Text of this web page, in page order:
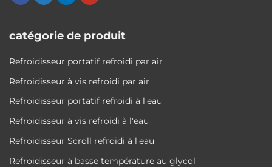
catégorie de produit
Refroidisseur portatif refroidi par air
Refroidisseur à vis refroidi par air
Refroidisseur portatif refroidi à l'eau
Refroidisseur à vis refroidi à l'eau
Refroidisseur Scroll refroidi à l'eau
Refroidisseur à basse température au glycol